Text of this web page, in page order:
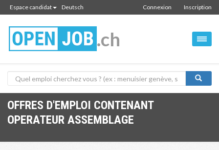
Espace candidat Deutsch Inscription
Connexion
.ch
OFFRES D'EMPLOI CONTENANT
OPERATEUR ASSEMBLAGE